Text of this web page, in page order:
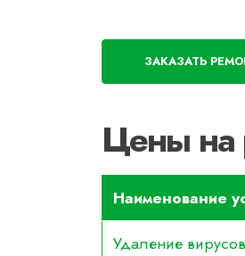
ЗАКАЗАТЬ
Цены на
Наименование
Удаление